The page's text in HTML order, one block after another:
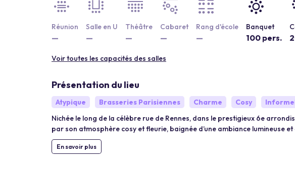
Réunion
—
Salle en U
—
Théâtre
—
Cabaret
—
Rang d'école
—
Banquet
100 pers.
Voir toutes les capacités des salles
Présentation du lieu
Atypique Brasseries Parisiennes Charme Cosy
Nichée le long de la célèbre rue de Rennes, dans le prestigieux 6e
par son atmosphère cosy et fleurie, baignée d’une ambiance lumineuse
En savoir plus